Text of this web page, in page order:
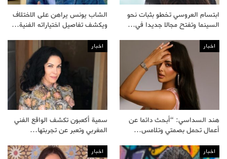
ابتسام العروسي تخطو بثبات نحو
السينما وتفتح مجالا جديدا في…
الشاب يونس يراهن على الاختلاف
ويكشف تفاصيل اختياراته الفنية…
اخبار
هند السداسي: “أبحث دائما عن
أعمال تحمل بصمتي وتلامس…
اخبار
سمية أكعبون تكشف الواقع الفني
المغربي وتعبر عن تجربتها…
اخبار اخبار